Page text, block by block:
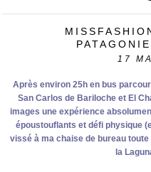
17
Après environ 25h en bus
San Carlos de Bariloche et El
images une expérience
époustouflants et défi physique
vissé à ma chaise de bureau
la